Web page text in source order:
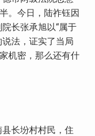
。今日，陆祚钰因
长张承旭以“属于
说法，证实了当局
机密，那么还有什
长坋村村民，住